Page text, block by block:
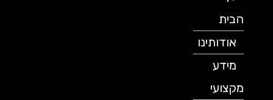
הבית
אודותינו
מידע
מקצועי